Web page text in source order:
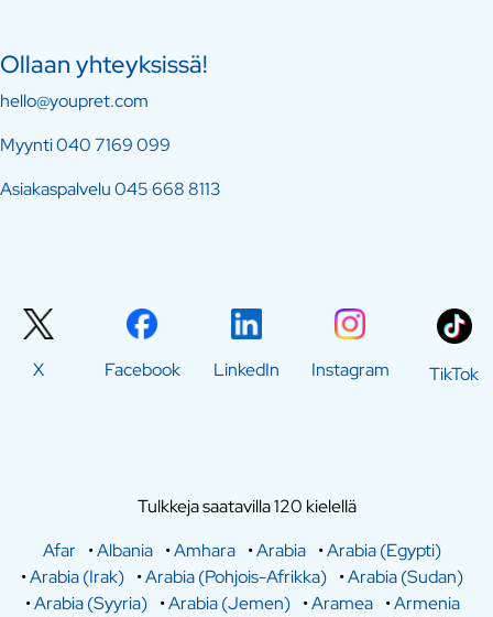
Ollaan yhteyksissä!
hello@youpret.com
Myynti040 7169 099
Asiakaspalvelu045 668 8113
X Facebook LinkedIn Instagram TikTok
Tulkkeja saatavilla 120 kielellä
Afar •Albania •Amhara •Arabia •Arabia (Egypti)
•Arabia (Irak) •Arabia (Pohjois-Afrikka) •Arabia (Sudan)
•Arabia (Syyria) •Arabia (Jemen) •Aramea •Armenia